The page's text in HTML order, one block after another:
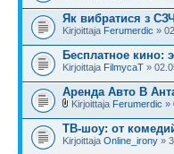
Як вибратися з
Kirjoittaja Ferumerdic »
Бесплатное кино:
Kirjoittaja FilmycaT »
Аренда Авто В
Kirjoittaja Ferumerdic »
ТВ-шоу: от
Kirjoittaja Online_irony »